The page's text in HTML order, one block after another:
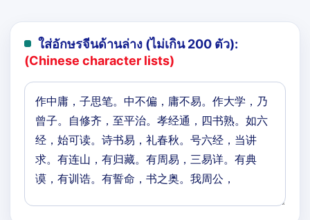
ใส่อักษรจีนด้านล่าง (ไม่เกิน 200 ตัว):
(Chinese character lists)